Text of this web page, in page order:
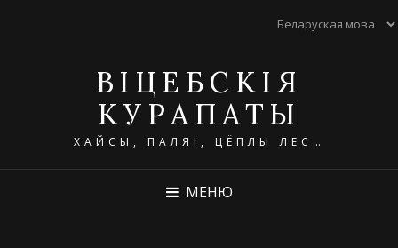
ВІЦЕБСКІЯ
КУРАПАТЫ
ХАЙСЫ, ПАЛЯІ, ЦЁПЛЫ ЛЕС…
МЕНЮ